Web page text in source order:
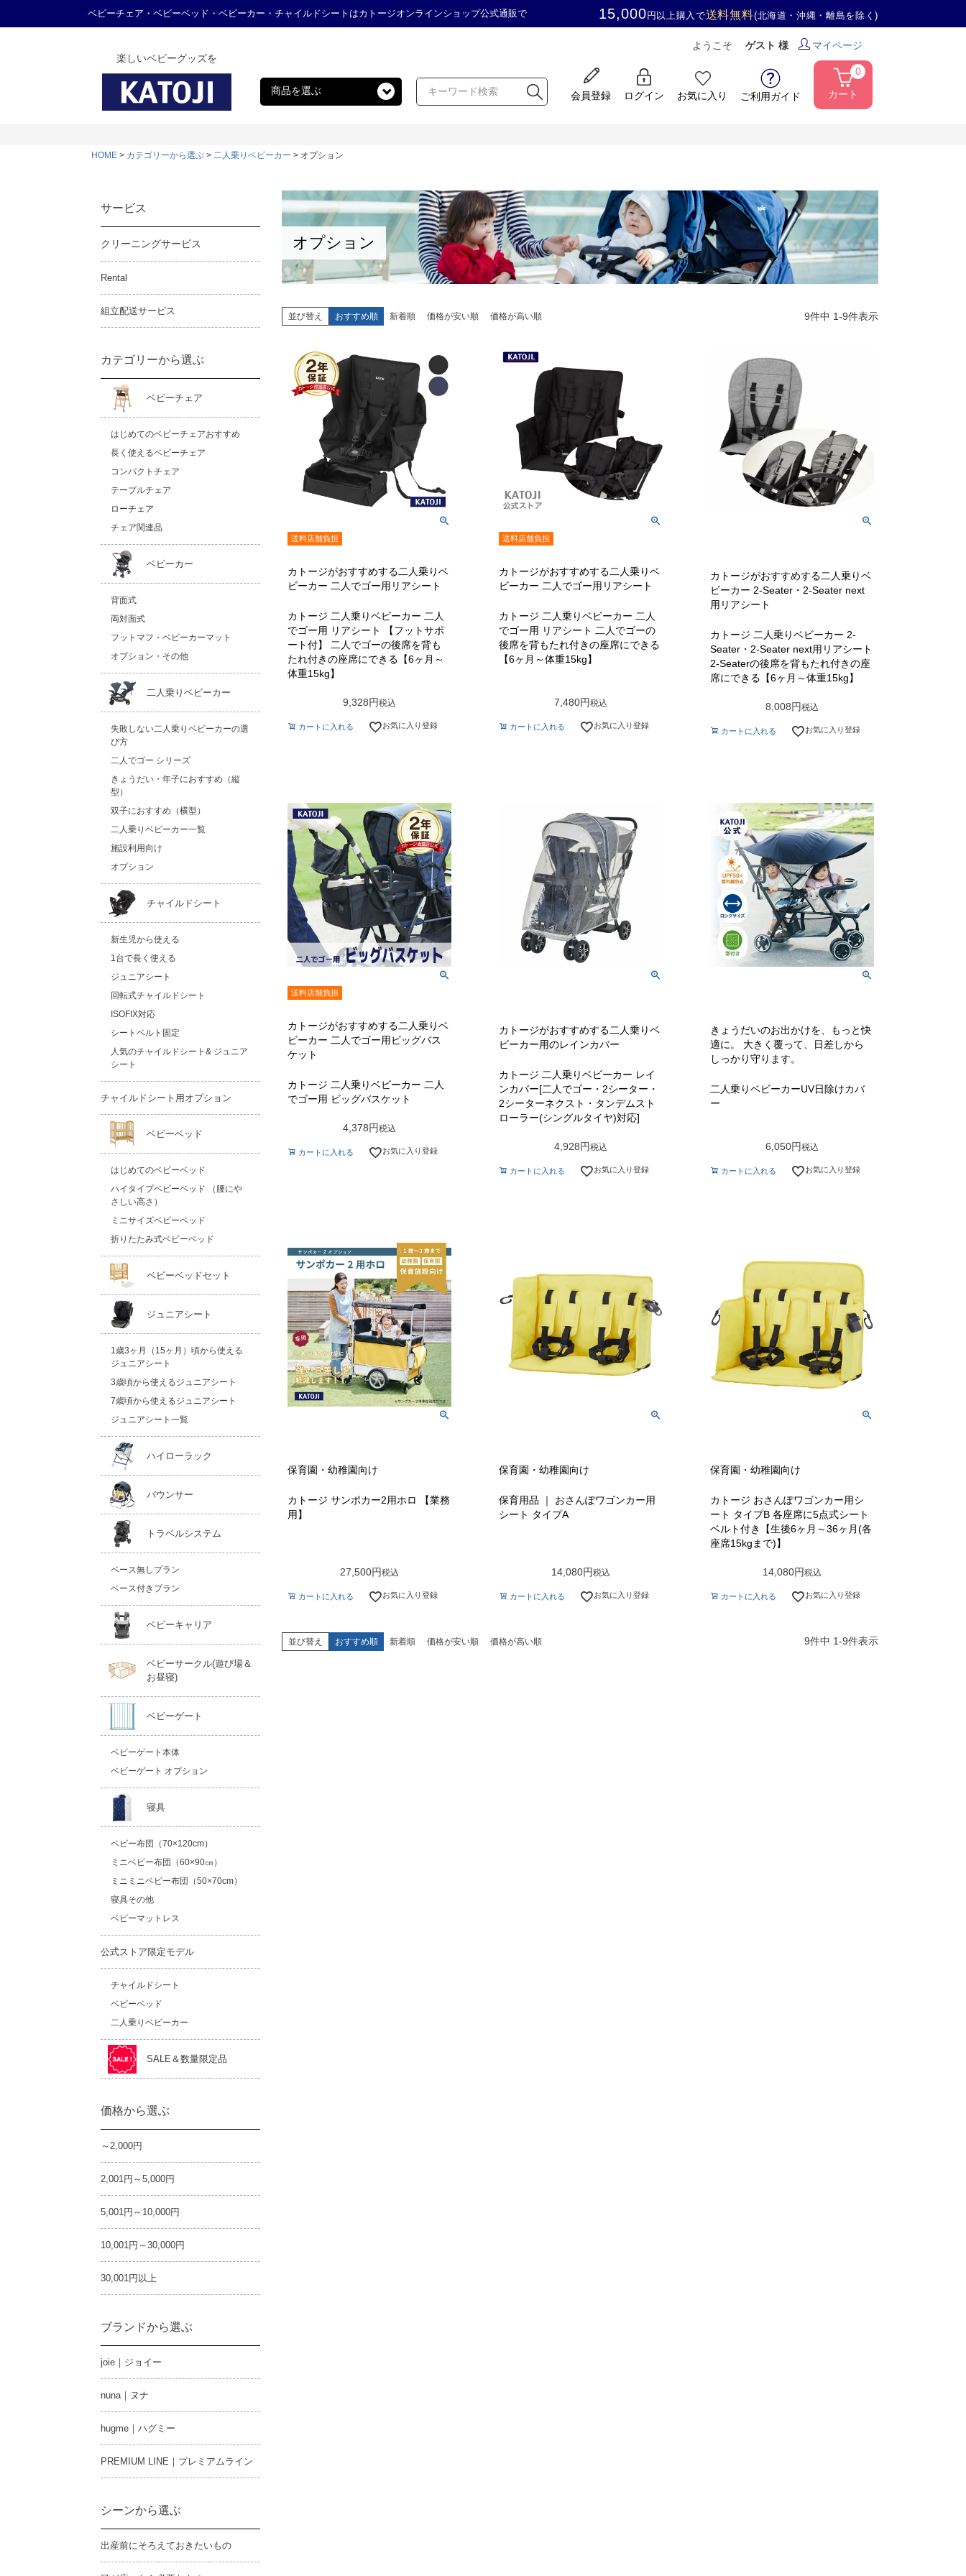
ベビーチェア・ベビーベッド・ベビーカー・チャイルドシートはカトージオンラインショップ公式通販で 15,000 円以上購入で送料無料(北海道・沖縄・離島を除く)
楽しいベビーグッズを
商品を選ぶ
ようこそ ゲスト 様 マイページ
会員登録 ログイン お気に入り ご利用ガイド カート
0
HOME カテゴリーから選ぶ 二人乗りベビーカー オプション
サービス
クリーニングサービス
Rental
組立配送サービス
カテゴリーから選ぶ
ベビーチェア
はじめてのベビーチェアおすすめ
長く使えるベビーチェア
コンパクトチェア
テーブルチェア
ローチェア
チェア関連品
ベビーカー
背面式
両対面式
フットマフ・ベビーカーマット
オプション・その他
二人乗りベビーカー
失敗しない二人乗りベビーカーの選
び方
二人でゴー シリーズ
きょうだい・年子におすすめ（縦
型）
双子におすすめ（横型）
二人乗りベビーカー一覧
施設利用向け
オプション
チャイルドシート
新生児から使える
1台で長く使える
ジュニアシート
回転式チャイルドシート
ISOFIX対応
シートベルト固定
人気のチャイルドシート& ジュニア
シート
チャイルドシート用オプション
ベビーベッド
はじめてのベビーベッド
ハイタイプベビーベッド （腰にや
さしい高さ）
ミニサイズベビーベッド
折りたたみ式ベビーベッド
ベビーベッドセット
ジュニアシート
1歳3ヶ月（15ヶ月）頃から使える
ジュニアシート
3歳頃から使えるジュニアシート
7歳頃から使えるジュニアシート
ジュニアシート一覧
ハイローラック
バウンサー
トラベルシステム
ベース無しプラン
ベース付きプラン
ベビーキャリア
ベビーサークル(遊び場＆
お昼寝)
ベビーゲート
ベビーゲート本体
ベビーゲート オプション
寝具
ベビー布団（70×120cm）
ミニベビー布団（60×90㎝）
ミニミニベビー布団（50×70cm）
寝具その他
ベビーマットレス
公式ストア限定モデル
チャイルドシート
ベビーベッド
二人乗りベビーカー
SALE＆数量限定品
価格から選ぶ
～2,000円
2,001円～5,000円
5,001円～10,000円
10,001円～30,000円
30,001円以上
ブランドから選ぶ
joie｜ジョイー
nuna｜ヌナ
hugme｜ハグミー
PREMIUM LINE｜プレミアムライン
シーンから選ぶ
出産前にそろえておきたいもの
オプション
並び替え おすすめ順 新着順 価格が安い順 価格が高い順 9件中 1-9件表示
送料店舗負担
カトージがおすすめする二人乗りベ
ビーカー 二人でゴー用リアシート
カトージ 二人乗りベビーカー 二人
でゴー用 リアシート 【フットサポ
ート付】 二人でゴーの後席を背も
たれ付きの座席にできる【6ヶ月～
体重15kg】
9,328 税込
カートに入れる お気に入り登録
送料店舗負担
カトージがおすすめする二人乗りベ
ビーカー 二人でゴー用リアシート
カトージ 二人乗りベビーカー 二人
でゴー用 リアシート 二人でゴーの
後席を背もたれ付きの座席にできる
【6ヶ月～体重15kg】
7,480 税込
カートに入れる お気に入り登録
カトージがおすすめする二人乗りベ
ビーカー 2-Seater・2-Seater next
用リアシート
カトージ 二人乗りベビーカー 2-
Seater・2-Seater next用リアシート
2-Seaterの後席を背もたれ付きの座
席にできる【6ヶ月～体重15kg】
8,008 税込
カートに入れる お気に入り登録
送料店舗負担
カトージがおすすめする二人乗りベ
ビーカー 二人でゴー用ビッグバス
ケット
カトージ 二人乗りベビーカー 二人
でゴー用 ビッグバスケット
4,378 税込
カートに入れる お気に入り登録
カトージがおすすめする二人乗りベ
ビーカー用のレインカバー
カトージ 二人乗りベビーカー レイ
ンカバー[二人でゴー・2シーター・
2シーターネクスト・タンデムスト
ローラー(シングルタイヤ)対応]
4,928 税込
カートに入れる お気に入り登録
きょうだいのお出かけを、もっと快
適に。 大きく覆って、日差しから
しっかり守ります。
二人乗りベビーカーUV日除けカバ
ー
6,050 税込
カートに入れる お気に入り登録
保育園・幼稚園向け
カトージ サンポカー2用ホロ 【業務
用】
27,500 税込
カートに入れる お気に入り登録
保育園・幼稚園向け
保育用品 ｜ おさんぽワゴンカー用
シート タイプA
14,080 税込
カートに入れる お気に入り登録
保育園・幼稚園向け
カトージ おさんぽワゴンカー用シ
ート タイプB 各座席に5点式シート
ベルト付き【生後6ヶ月～36ヶ月(各
座席15kgまで)】
14,080 税込
カートに入れる お気に入り登録
並び替え おすすめ順 新着順 価格が安い順 価格が高い順 9件中 1-9件表示